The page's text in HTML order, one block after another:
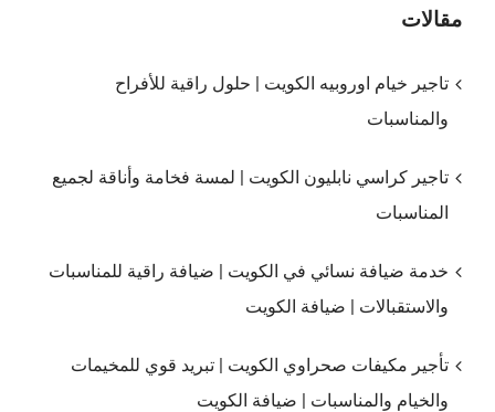
مقالات
تاجير خيام اوروبيه الكويت | حلول راقية للأفراح
والمناسبات
تاجير كراسي نابليون الكويت | لمسة فخامة وأناقة لجميع
المناسبات
خدمة ضيافة نسائي في الكويت | ضيافة راقية للمناسبات
والاستقبالات | ضيافة الكويت
تأجير مكيفات صحراوي الكويت | تبريد قوي للمخيمات
والخيام والمناسبات | ضيافة الكويت